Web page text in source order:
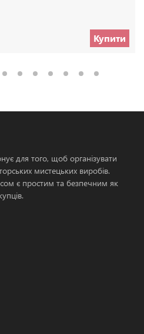
Купити
для того, щоб організувати
мистецьких виробів.
є простим та безпечним як